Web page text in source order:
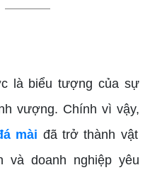
là biểu tượng của sự
vượng. Chính vì vậy,
mài đã trở thành vật
và doanh nghiệp yêu